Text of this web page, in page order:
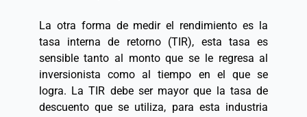
La otra forma de medir el rendimiento es la
tasa interna de retorno (TIR), esta tasa es
sensible tanto al monto que se le regresa al
inversionista como al tiempo en el que se
logra. La TIR debe ser mayor que la tasa de
descuento que se utiliza, para esta industria